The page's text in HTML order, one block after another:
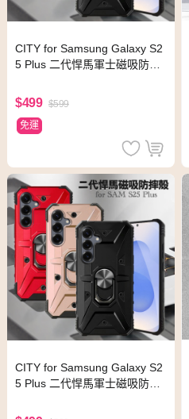
CITY for Samsung Galaxy S2
5 Plus 二代悍馬軍士磁吸防摔
$499 $599
免運
CITY for Samsung Galaxy S2
5 Plus 二代悍馬軍士磁吸防摔